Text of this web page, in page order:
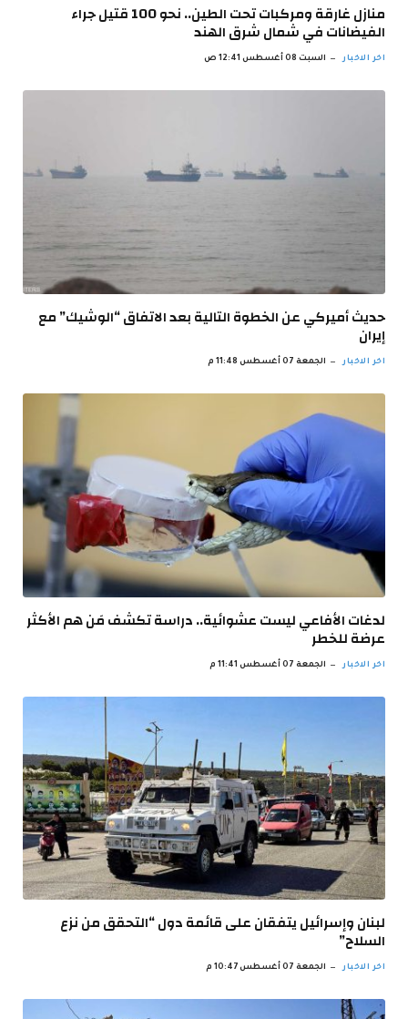
منازل غارقة ومركبات تحت الطين.. نحو 100 قتيل جراء
الفيضانات في شمال شرق الهند
اخر الاخبار السبت 08 أغسطس 12:41 ص
حديث أميركي عن الخطوة التالية بعد الاتفاق “الوشيك” مع
إيران
اخر الاخبار الجمعة 07 أغسطس 11:48 م
لدغات الأفاعي ليست عشوائية.. دراسة تكشف مَن هم الأكثر
عرضة للخطر
اخر الاخبار الجمعة 07 أغسطس 11:41 م
لبنان وإسرائيل يتفقان على قائمة دول “التحقق من نزع
السلاح”
اخر الاخبار الجمعة 07 أغسطس 10:47 م